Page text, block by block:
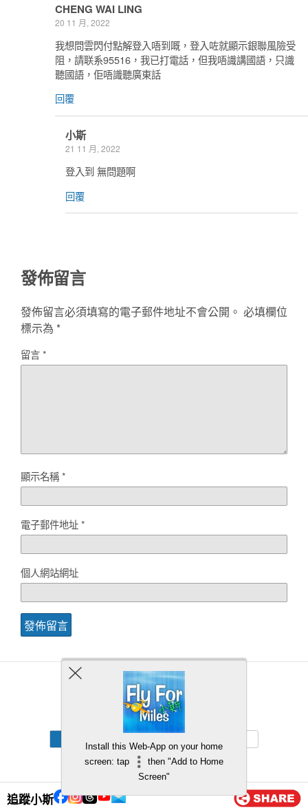
追蹤小斯
CHENG WAI LING
20 11 月, 2022
我想問雲閃付點解登入唔到嘅，登入咗就顯示銀聯風險受
阻，請联系95516，我已打電話，但我唔識講國語，只識
聽國語，佢唔識聽廣東話
回覆
小斯
21 11 月, 2022
登入到 無問題啊
回覆
發佈留言
發佈留言必須填寫的電子郵件地址不會公開。 必填欄位
標示為 *
留言*
顯示名稱*
電子郵件地址*
個人網站網址
Back to top
Install this Web-App on your home
screen: tap
then "Add to Home
Screen"